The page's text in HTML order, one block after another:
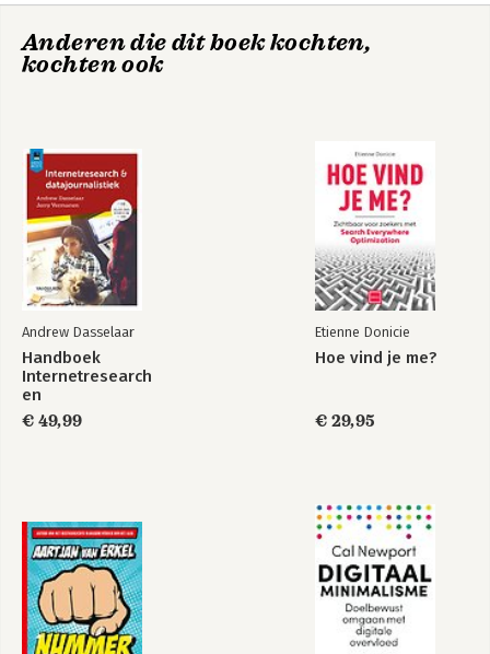
werken.
Anderen die dit boek kochten,
kochten ook
Andrew Dasselaar
Handboek
Internetresearch
en
datajournalistiek
€ 49,99
Etienne Donicie
Hoe vind je me?
€ 29,95